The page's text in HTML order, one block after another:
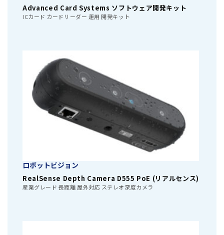
Advanced Card Systems ソフトウェア開発キット
ICカード カードリーダー 運用 開発キット
ロボットビジョン
RealSense Depth Camera D555 PoE (リアルセンス)
産業グレード 長距離 屋外対応 ステレオ深度カメラ